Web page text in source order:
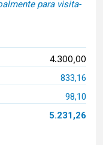
para visita-
4.300,00
833,16
98,10
5.231,26